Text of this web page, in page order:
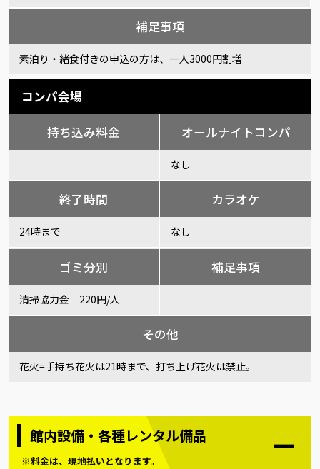
補足事項
素泊り・緒食付きの申込の方は、一人3000円割増
コンパ会場
持ち込み料金 オールナイトコンパ
なし
終了時間
24時まで
カラオケ
なし
ゴミ分別
清掃協力金 220円/人
補足事項
その他
花火=手持ち花火は21時まで、打ち上げ花火は禁止。
館内設備・各種レンタル備品
※料金は、現地払いとなります。